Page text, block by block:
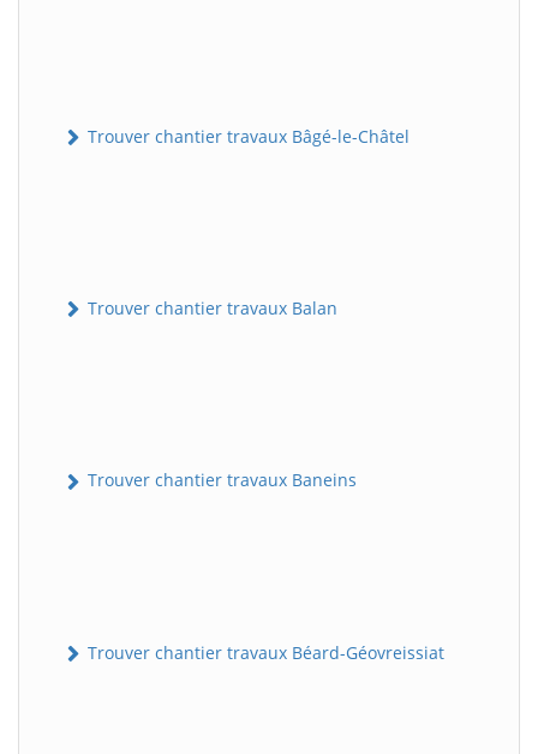
Trouver chantier travaux Bâgé-le-Châtel
Trouver chantier travaux Balan
Trouver chantier travaux Baneins
Trouver chantier travaux Béard-Géovreissiat